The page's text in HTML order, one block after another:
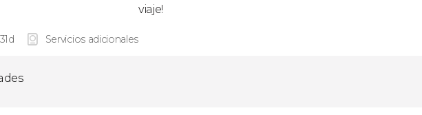
viaje!
Servicios adicionales